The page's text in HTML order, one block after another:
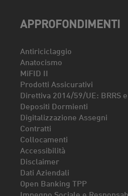
APPROFONDIMENTI
Antiriciclaggio
Anatocismo
MiFID II
Prodotti Assicurativi
Direttiva 2014/59/UE: BRRS
Depositi Dormienti
Digitalizzazione Assegni
Contratti
Collocamenti
Accessibilità
Disclaimer
Dati Aziendali
Open Banking TPP